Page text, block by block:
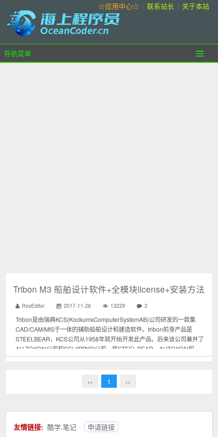
☆应用中心☆ 联系站长 关于本站
导航菜单
Tribon M3 船舶设计软件+全模块license+安装方法
ResEditor 2017-11-26 13229 2
Tribon是由瑞典KCS(KockumsComputerSystemAB)公司研发的一款集
CAD/CAM/MIS于一体的辅助船舶设计和建造软件。tribon前身产品是
STEELBEAR，KCS公司从1958年就开始开发此产品，后来该公司兼并了
AU-TOKON公司和SCI-IIPPKO公司，将STEEL-BEAR，AUTOKON和
SCHIFF...
‹‹ 1 ››
友情链接: 酷学.笔记 申请链接